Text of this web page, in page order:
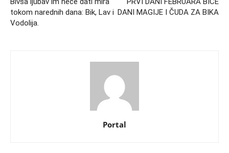
tokom narednih dana: Bik, Lav i
Vodolija.
DANI MAGIJE I ČUDA ZA BIKA
Portal